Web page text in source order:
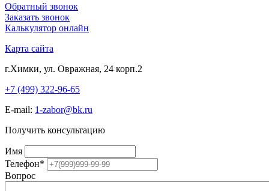
Обратный звонок
Заказать звонок
Калькулятор онлайн
Карта сайта
г.Химки, ул. Овражная, 24 корп.2
+7 (499) 322-96-65
E-mail: 1-zabor@bk.ru
Получить консультацию
Имя
Телефон*
Вопрос